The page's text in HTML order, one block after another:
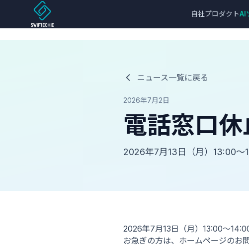
自社プロダクトAI
ニュース一覧に戻る
2026年7月2日
電話窓口
2026年7月13日（月）13:00～
2026年7月13日（月）13:00～
お急ぎの方は、ホームページのお